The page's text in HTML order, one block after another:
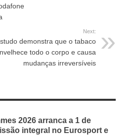
Next:
demonstra que o tabaco
todo o corpo e causa
mudanças irreversíveis
2026 arranca a 1 de
integral no Eurosport e